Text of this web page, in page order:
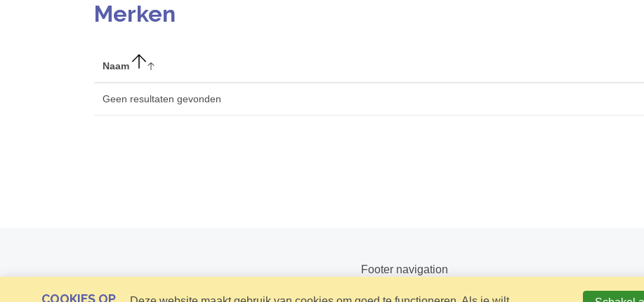
Merken
Naam
Geen resultaten gevonden
Footer navigation
COOKIES OP